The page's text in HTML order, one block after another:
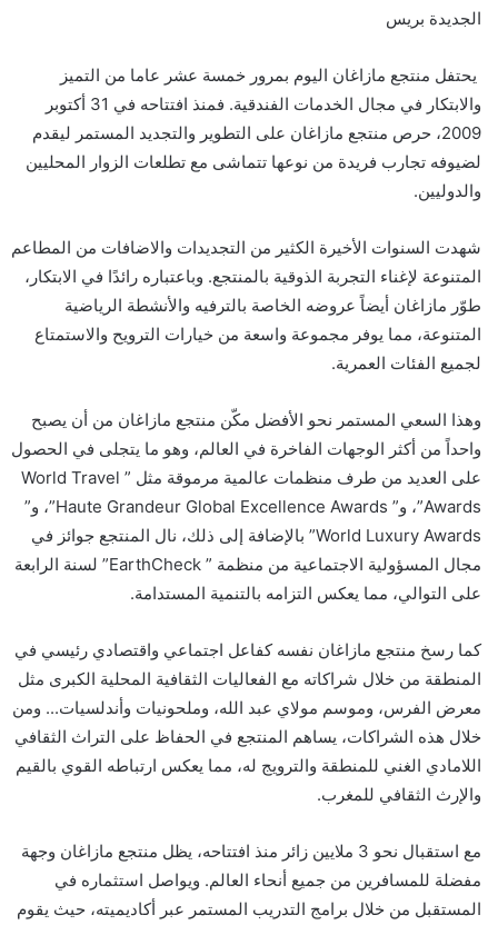
ي
ا
الجديدة بريس
يحتفل منتجع مازاغان اليوم بمرور خمسة عشر عاما من التميز
والابتكار في مجال الخدمات الفندقية. فمنذ افتتاحه في 31 أكتوبر
2009، حرص منتجع
مازاغان على التطوير والتجديد المستمر ليقدم
لضيوفه تجارب فريدة من نوعها تتماشى مع تطلعات الزوار المحليين
والدوليين.
شهدت السنوات الأخيرة الكثير من التجديدات والاضافات من المطاعم
المتنوعة لإغناء التجربة الذوقية بالمنتجع. وباعتباره رائدًا في الابتكار،
طوّر مازاغان أيضاً عروضه الخاصة بالترفيه والأنشطة الرياضية
المتنوعة، مما يوفر مجموعة واسعة من خيارات الترويح والاستمتاع
لجميع الفئات العمرية.
وهذا السعي المستمر نحو الأفضل مكّن منتجع مازاغان من أن يصبح
واحداً من أكثر الوجهات الفاخرة في العالم، وهو ما يتجلى في الحصول
على العديد من طرف منظمات عالمية مرموقة مثل
” World Travel
Awards” ، و” Haute Grandeur Global Excellence Awards” ، و”
World Luxury Awards”
بالإضافة إلى ذلك، نال المنتجع جوائز في
مجال المسؤولية الاجتماعية من منظمة ”
EarthCheck
” لسنة الرابعة
على التوالي، مما يعكس التزامه بالتنمية المستدامة.
كما رسخ منتجع مازاغان نفسه كفاعل اجتماعي واقتصادي رئيسي في
المنطقة من خلال شراكاته مع الفعاليات الثقافية المحلية الكبرى مثل
معرض الفرس، وموسم مولاي عبد الله، وملحونيات وأندلسيات... ومن
خلال هذه الشراكات، يساهم المنتجع في الحفاظ على التراث الثقافي
اللامادي الغني للمنطقة والترويج له، مما يعكس ارتباطه القوي بالقيم
والإرث الثقافي للمغرب.
مع استقبال نحو 3 ملايين زائر منذ افتتاحه، يظل منتجع مازاغان وجهة
مفضلة للمسافرين من جميع أنحاء العالم. ويواصل استثماره في
المستقبل من خلال برامج التدريب المستمر عبر أكاديميته، حيث يقوم